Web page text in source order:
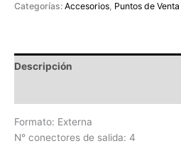
Categorías: Accesorios, Puntos de Venta
Descripción
Formato: Externa
N° conectores de salida: 4